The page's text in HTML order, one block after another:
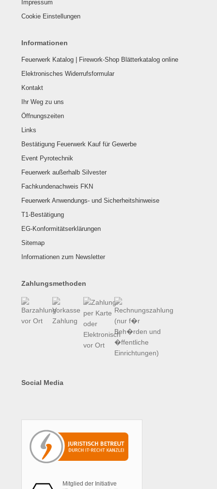
Impressum
Cookie Einstellungen
Informationen
Feuerwerk Katalog | Firework-Shop Blätterkatalog online
Elektronisches Widerrufsformular
Kontakt
Ihr Weg zu uns
Öffnungszeiten
Links
Bestätigung Feuerwerk Kauf für Gewerbe
Event Pyrotechnik
Feuerwerk außerhalb Silvester
Fachkundenachweis FKN
Feuerwerk Anwendungs- und Sicherheitshinweise
T1-Bestätigung
EG-Konformitätserklärungen
Sitemap
Informationen zum Newsletter
Zahlungsmethoden
Social Media
Mitglied der Initiative